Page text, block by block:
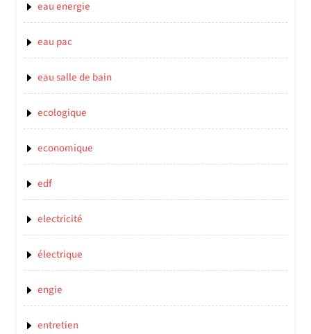
eau energie
eau pac
eau salle de bain
ecologique
economique
edf
electricité
électrique
engie
entretien